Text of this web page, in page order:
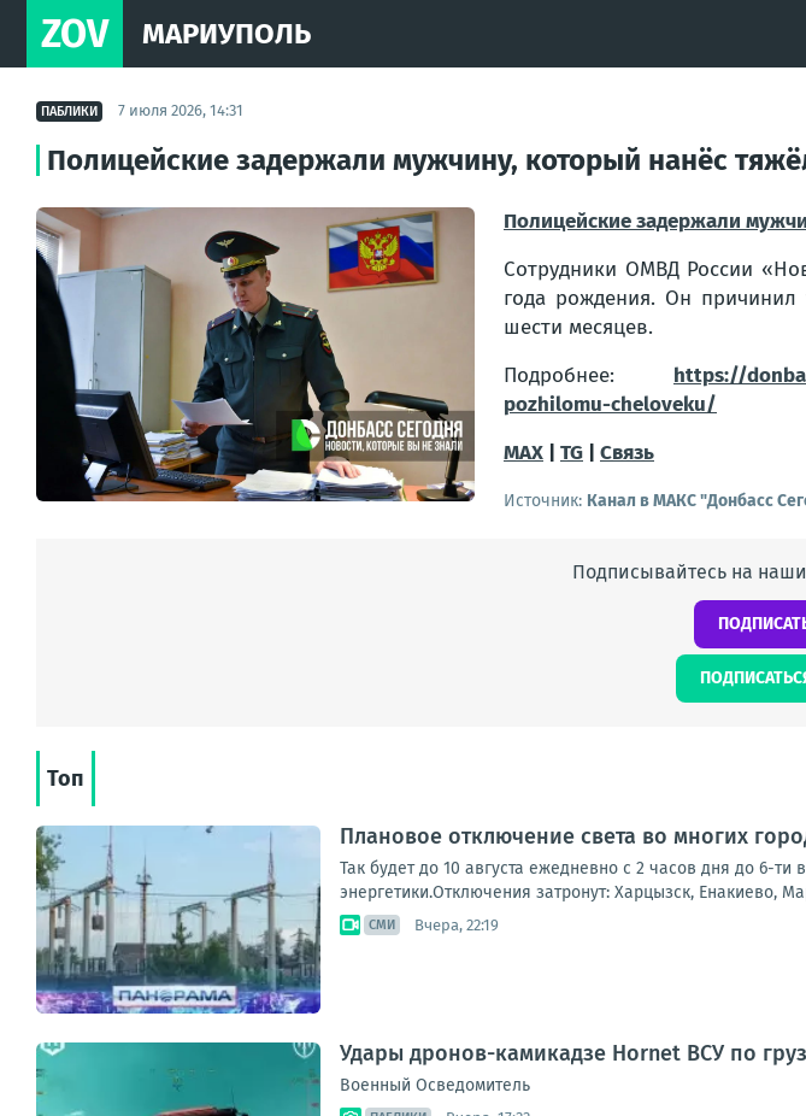
ZOV МАРИУПОЛЬ
ПАБЛИКИ 7 июля 2026, 14:31
Полицейские задержали мужчину, который нанёс
Полицейские задержали
Сотрудники ОМВД России
года рождения. Он причинил
шести месяцев.
Подробнее: https://
pozhilomu-cheloveku/
MAX
TG Связь
Источник: Канал в МАКС "Донбасс
Подписывайтесь на
Топ
Плановое отключение света во многих
Так будет до 10 августа ежедневно с 2 часов дня до 6-
энергетики.Отключения затронут: Харцызск, Енакиево,
СМИ Вчера, 22:19
Удары дронов-камикадзе Hornet ВСУ по
Военный Осведомитель